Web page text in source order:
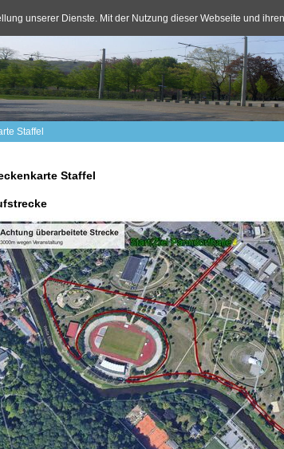
Staffel
Staffel
unserer Dienste. Mit der Nutzung dieser Webseite und